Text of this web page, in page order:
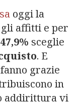
oggi la
affitti e per
47,9% sceglie
. E
grazie
in
addirittura vi